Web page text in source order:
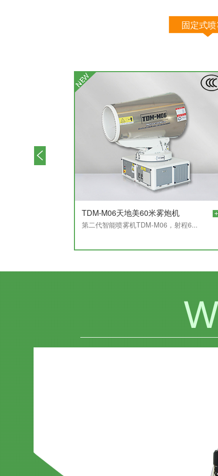
固定式
TDM-M06天地美60米雾炮机
第二代智能喷雾机TDM-M06，射程6...